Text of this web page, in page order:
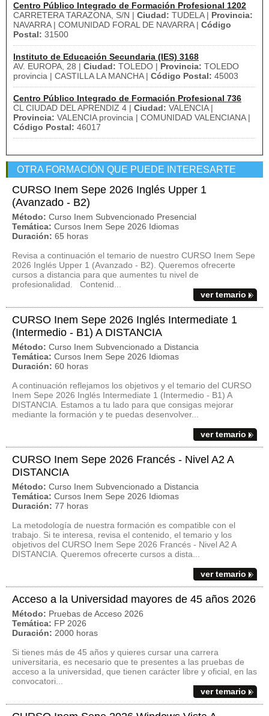
Centro Público Integrado de Formación Profesional 1202
CARRETERA TARAZONA, S/N | Ciudad: TUDELA | Provincia:
NAVARRA | COMUNIDAD FORAL DE NAVARRA | Código
Postal: 31500
Instituto de Educación Secundaria (IES) 3168
AV. EUROPA, 28 | Ciudad: TOLEDO | Provincia: TOLEDO
provincia | CASTILLA LA MANCHA | Código Postal: 45003
Centro Público Integrado de Formación Profesional 736
CL CIUDAD DEL APRENDIZ 4 | Ciudad: VALENCIA |
Provincia: VALENCIA provincia | COMUNIDAD VALENCIANA |
Código Postal: 46017
OTRA FORMACIÓN QUE PUEDE INTERESARTE
CURSO Inem Sepe 2026 Inglés Upper 1
(Avanzado - B2)
Método: Curso Inem Subvencionado Presencial
Temática: Cursos Inem Sepe 2026 Idiomas
Duración: 65 horas
Revisa a continuación el temario de nuestro CURSO Inem Sepe
2026 Inglés Upper 1 (Avanzado - B2). Queremos ofrecerte
cursos a distancia para que aumentes tu nivel de
profesionalidad. Contenid...
ver temario
CURSO Inem Sepe 2026 Inglés Intermediate 1
(Intermedio - B1) A DISTANCIA
Método: Curso Inem Subvencionado a Distancia
Temática: Cursos Inem Sepe 2026 Idiomas
Duración: 60 horas
A continuación reflejamos los objetivos y el temario del CURSO
Inem Sepe 2026 Inglés Intermediate 1 (Intermedio - B1) A
DISTANCIA. Estamos a tu lado para que consigas mejorar
mediante la formación y te puedas desenvolver...
ver temario
CURSO Inem Sepe 2026 Francés - Nivel A2 A
DISTANCIA
Método: Curso Inem Subvencionado a Distancia
Temática: Cursos Inem Sepe 2026 Idiomas
Duración: 77 horas
La metodología de nuestra formación es compatible con el
trabajo. Si te interesa, revisa el contenido, el temario y los
objetivos del CURSO Inem Sepe 2026 Francés - Nivel A2 A
DISTANCIA. Queremos ofrecerte cursos a dista...
ver temario
Acceso a la Universidad mayores de 45 años 2026
Método: Pruebas de Acceso 2026
Temática: FP 2026
Duración: 2000 horas
Si tienes más de 45 años y quieres cursar una carrera
universitaria, es necesario que te presentes a las pruebas de
acceso a la universidad, que tienen carácter libre y oficial, en las
convocatori...
ver temario